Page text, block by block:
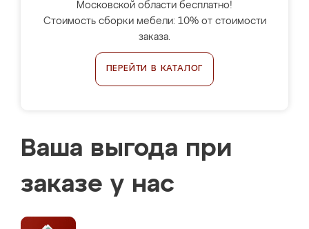
Московской области бесплатно!
Стоимость сборки мебели: 10% от стоимости
заказа.
ПЕРЕЙТИ В КАТАЛОГ
Ваша выгода при
заказе у нас